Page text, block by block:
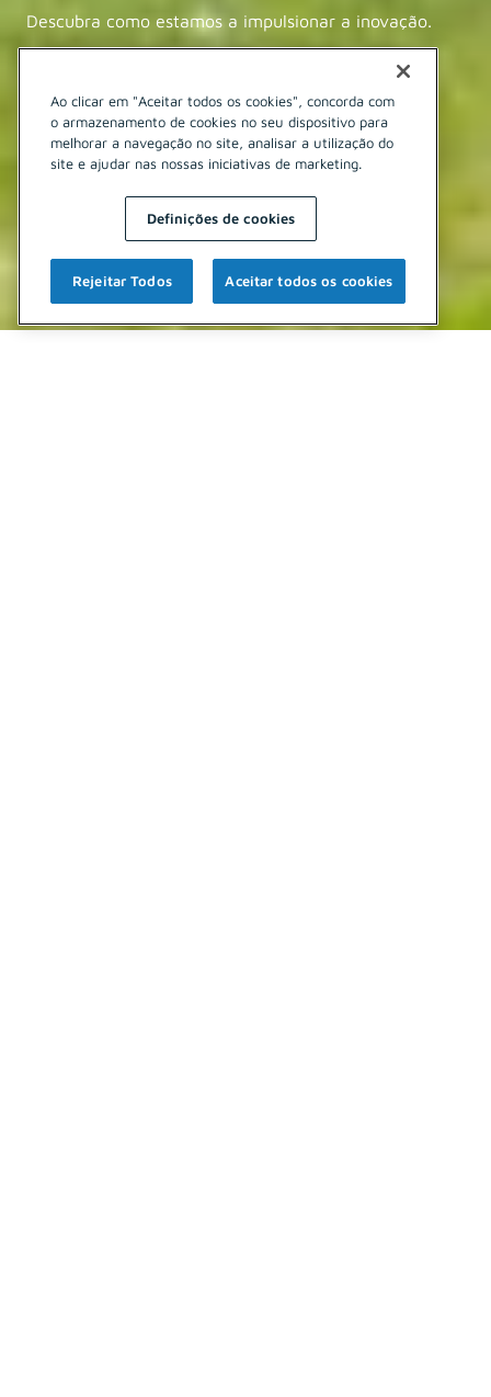
Descubra como estamos a impulsionar a inovação.
Conhecer a história
Saber mais
1/3
Ao clicar em "Aceitar todos os cookies", concorda com
o armazenamento de cookies no seu dispositivo para
melhorar a navegação no site, analisar a utilização do
site e ajudar nas nossas iniciativas de marketing.
Definições de cookies
Rejeitar Todos Aceitar todos os cookies